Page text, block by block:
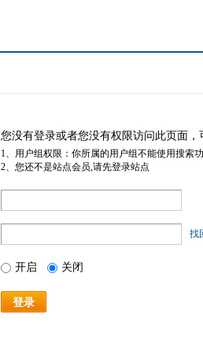
您没有登录或者您没有权限访问此页面
1、用户组权限：你所属的用户组不能使用搜索
2、您还不是站点会员,请先登录站点
找
开启 关闭
登录